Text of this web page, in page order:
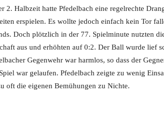
2. Halbzeit hatte Pfedelbach eine regelrechte
erspielen. Es wollte jedoch einfach kein Tor
Doch plötzlich in der 77. Spielminute nutzten
aus und erhöhten auf 0:2. Der Ball wurde lief
Gegenwehr war harmlos, so dass der
war gelaufen. Pfedelbach zeigte zu wenig
oft die eigenen Bemühungen zu Nichte.